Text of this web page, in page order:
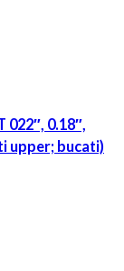
0.18″,
upper; bucati)